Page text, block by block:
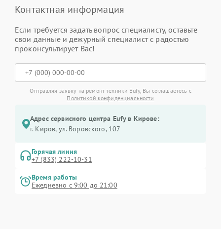
Контактная информация
Если требуется задать вопрос специалисту, оставьте
свои данные и дежурный специалист с радостью
проконсультирует Вас!
Отправляя заявку на ремонт техники Eufy, Вы соглашаетесь с
Политикой конфиденциальности
Адрес сервисного центра Eufy в Кирове:
г. Киров, ул. Воровского, 107
Горячая линия
+7 (833) 222-10-31
Время работы
Ежедневно с 9:00 до 21:00